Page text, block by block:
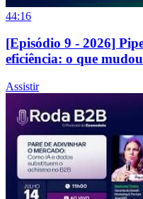
44:16
[Episódio 9 - 2026]
eficiência: o que
Assistir